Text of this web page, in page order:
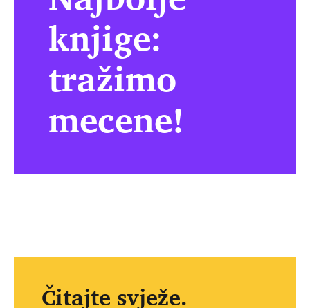
knjige:
tražimo
mecene!
Čitajte svježe.